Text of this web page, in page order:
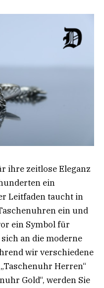
ihre zeitlose Eleganz
ein
Leitfaden taucht in
ein und
ein Symbol für
an die moderne
wir verschiedene
Herren“
Gold“, werden Sie